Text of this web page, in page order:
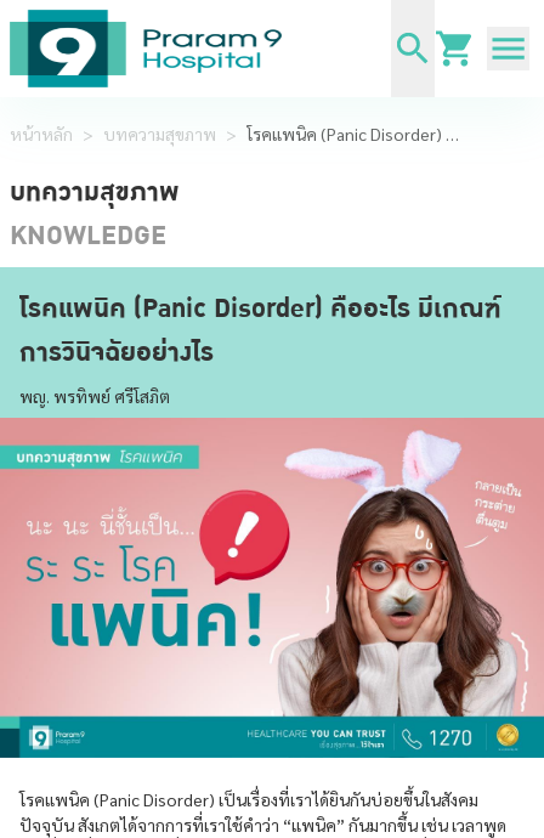
หน้าหลัก > บทความสุขภาพ > โรคแพนิค (Panic Disorder) คืออะไร มีเกณฑ์การวินิจฉัยอย่างไร
บทความสุขภาพ
KNOWLEDGE
โรคแพนิค (Panic Disorder) คืออะไร มีเกณฑ์
การวินิจฉัยอย่างไร
พญ. พรทิพย์ ศรีโสภิต
โรคแพนิค (Panic Disorder) เป็นเรื่องที่เราได้ยินกันบ่อยขึ้นในสังคม
ปัจจุบัน สังเกตได้จากการที่เราใช้คำว่า “แพนิค” กันมากขึ้น เช่น เวลาพูด